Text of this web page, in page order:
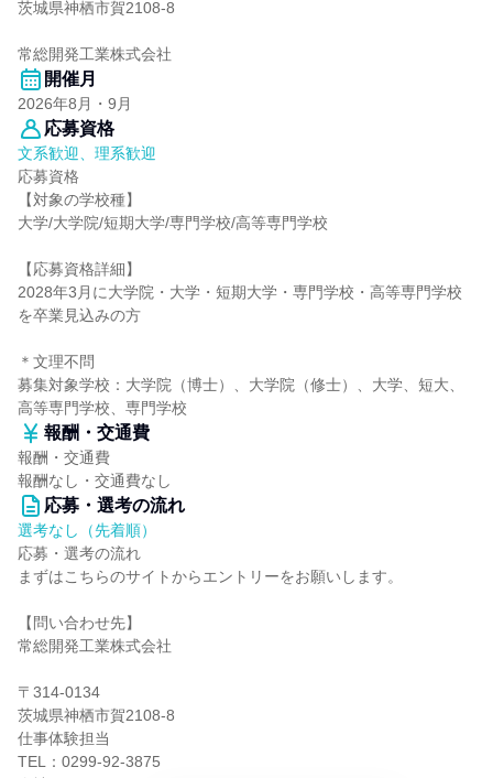
茨城県神栖市賀2108-8
常総開発工業株式会社
開催月
2026年8月・9月
応募資格
文系歓迎、理系歓迎
応募資格
【対象の学校種】
大学/大学院/短期大学/専門学校/高等専門学校
【応募資格詳細】
2028年3月に大学院・大学・短期大学・専門学校・高等専門学校
を卒業見込みの方
＊文理不問
募集対象学校：大学院（博士）、大学院（修士）、大学、短大、
高等専門学校、専門学校
報酬・交通費
報酬・交通費
報酬なし・交通費なし
応募・選考の流れ
選考なし（先着順）
応募・選考の流れ
まずはこちらのサイトからエントリーをお願いします。
【問い合わせ先】
常総開発工業株式会社
〒314-0134
茨城県神栖市賀2108-8
仕事体験担当
TEL：0299-92-3875